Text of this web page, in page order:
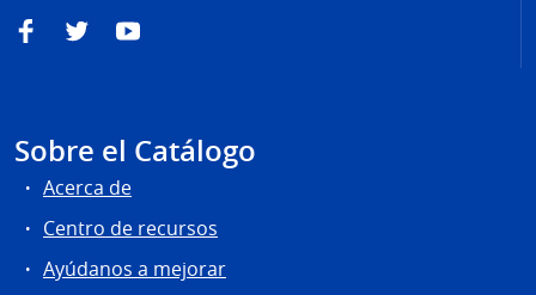
FacebookTwitterYouTube
Sobre el Catálogo
Acerca de
Centro de recursos
Ayúdanos a mejorar